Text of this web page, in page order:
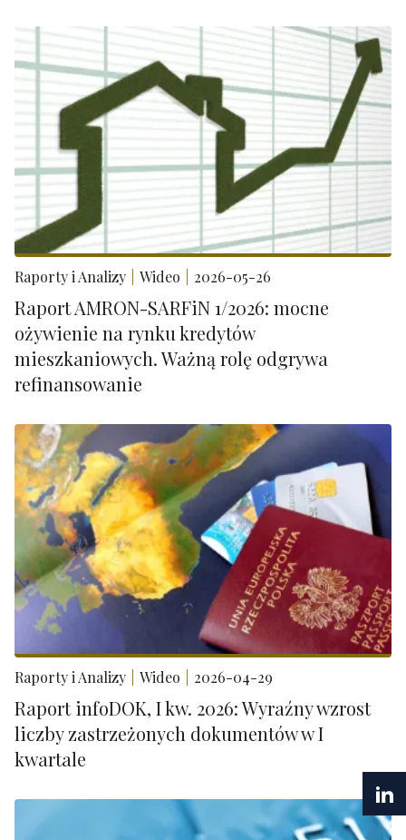
Raporty i Analizy Wideo 2026-05-26
Raport AMRON-SARFiN 1/2026: mocne
ożywienie na rynku kredytów
mieszkaniowych. Ważną rolę odgrywa
refinansowanie
Raporty i Analizy Wideo 2026-04-29
Raport infoDOK, I kw. 2026: Wyraźny wzrost
liczby zastrzeżonych dokumentów w I
kwartale